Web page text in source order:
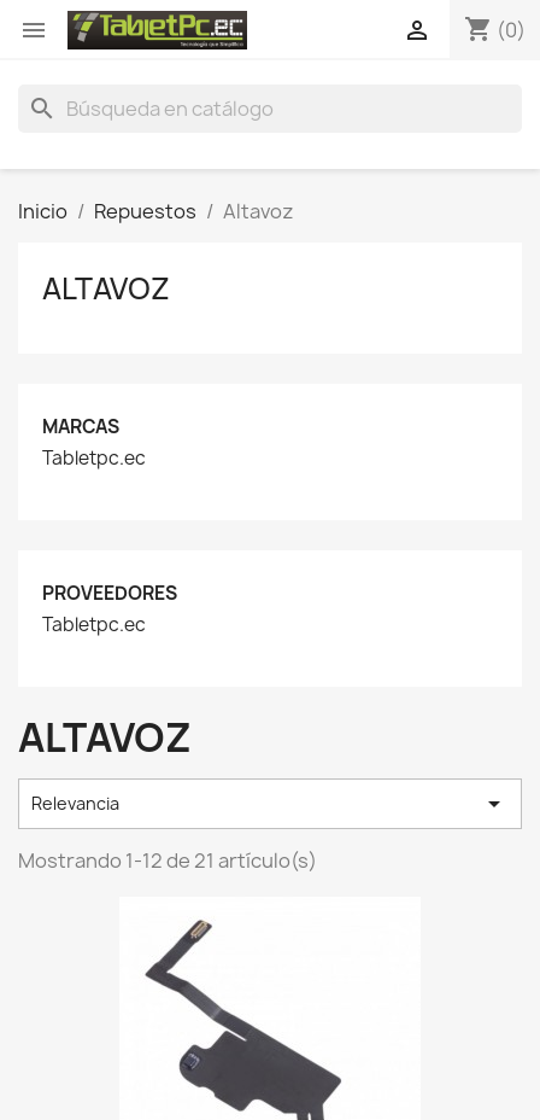
 shopping_cart (0)

search
Inicio Repuestos Altavoz
ALTAVOZ
MARCAS
Tabletpc.ec
PROVEEDORES
Tabletpc.ec
ALTAVOZ
Relevancia 
Mostrando 1-12 de 21 artículo(s)